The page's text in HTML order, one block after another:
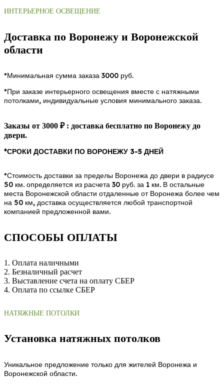
ИНТЕРЬЕРНОЕ ОСВЕЩЕНИЕ
Доставка по Воронежу и Воронежской
области
*Минимальная сумма заказа 3000 руб.
*При заказе интерьерного освещения вместе с натяжными
потолками, индивидуальные условия минимального заказа.
Заказы от 3000 ₽ : доставка бесплатно по Воронежу до
двери.
*СРОКИ ДОСТАВКИ ПО ВОРОНЕЖУ 3-5 ДНЕЙ
*Стоимость доставки за пределы Воронежа до двери в радиусе
50 км. определяется из расчета 30 руб. за 1 км. В остальные
места Воронежской области отдаленные от Воронежа более чем
на 50 км, доставка осуществляется любой транспортной
компанией предложенной вами.
СПОСОБЫ ОПЛАТЫ
1. Оплата наличными
2. Безналичный расчет
3. Выставление счета на оплату СБЕР
4. Оплата по ссылке СБЕР
НАТЯЖНЫЕ ПОТОЛКИ
Установка натяжных потолков
Уникальное предложение только для жителей Воронежа и
Воронежской области.